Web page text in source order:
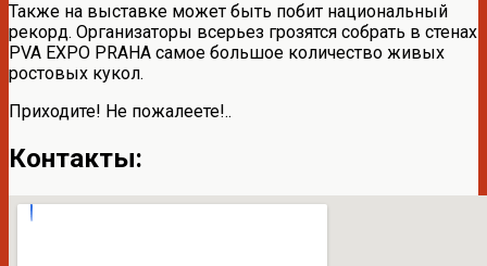
Также на выставке может быть побит национальный
рекорд. Организаторы всерьез грозятся собрать в стенах
PVA EXPO PRAHA самое большое количество живых
ростовых кукол.
Приходите! Не пожалеете!..
Контакты: